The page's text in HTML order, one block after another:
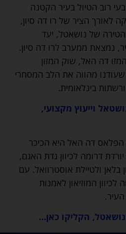
רוב הטיול בעיר הקטנה
לאורך הציר של רו דה סיון,
של נושאטל, יעד
נמצאת ממערב לרו דה סיון.
דה האל, שוק המזון
מהווה את הלב המסחרי
בינלאומית.
וייעוץ מקצועי,
דה האל היא הכיכר
דרומה לכיוון גדת האגם,
ולטיילת אוסטרוואל. עם
המוזיאון לאמנות
הקליקו כאן…